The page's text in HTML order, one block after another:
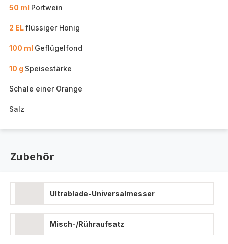
50 ml Portwein
2 ELflüssiger Honig
100 ml Geflügelfond
10 g Speisestärke
Schale einer Orange
Salz
Zubehör
Ultrablade-Universalmesser
Misch-/Rühraufsatz